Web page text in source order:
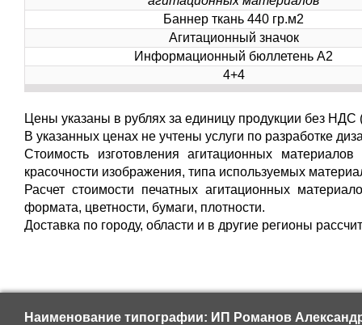
Баннер ткань 440 гр.м2
Агитационный значок
Информационный бюллетень А2
4+4
Цены указаны в рублях за единицу продукции без
В указанных ценах не учтены услуги по разработке
Стоимость изготовления агитационных
красочности изображения, типа используемых
Расчет стоимости печатных агитационных
формата, цветности, бумаги, плотности.
Доставка по городу, области и в другие регионы
Наименование типографии: ИП Романов